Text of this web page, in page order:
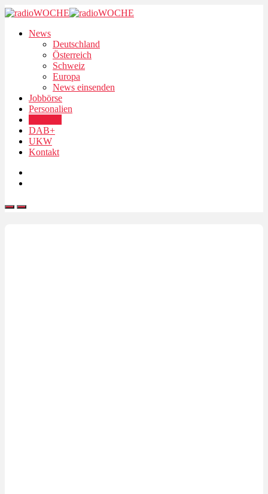
News
Deutschland
Österreich
Schweiz
Europa
News einsenden
Jobbörse
Personalien
DAB+
UKW
Kontakt